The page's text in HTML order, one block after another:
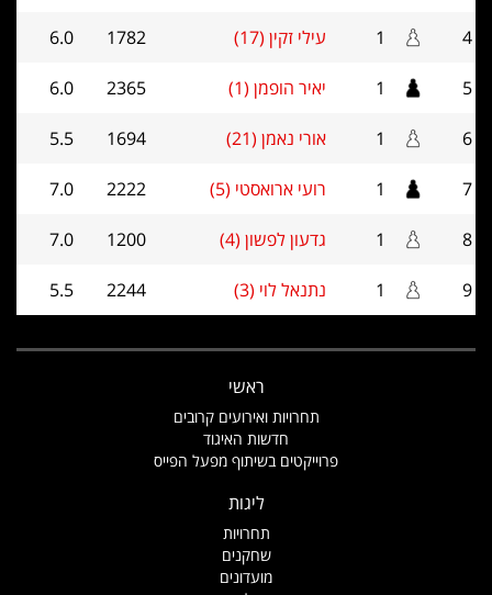
4
1 עילי זקין (17) 1782
6.0
5
1 יאיר הופמן (1) 2365
6.0
6
1 אורי נאמן (21) 1694
5.5
7
1 רועי ארואסטי (5) 2222
7.0
8
1 גדעון לפשון (4) 1200
7.0
9
1 נתנאל לוי (3) 2244
5.5
ראשי
תחרויות ואירועים קרובים
חדשות האיגוד
פרוייקטים בשיתוף מפעל הפייס
ליגות
תחרויות
שחקנים
מועדונים